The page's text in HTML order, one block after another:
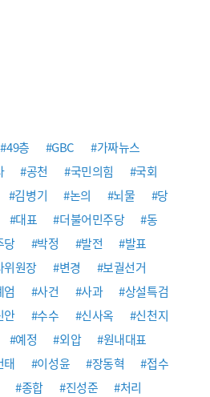
#49층 #GBC
#가짜뉴스
#공천 #국민의힘
#국회
#김병기 #논의 #뇌물
#당
#대표 #더불어민주당
#동
당 #박정 #발전
#발표
위원장 #변경
#보궐선거
엄 #사건 #사과
#상설특검
안 #수수 #신사옥
#신천지
#예정 #외압
#원내대표
태 #이성윤 #장동혁
#접수
#종합 #진성준
#처리